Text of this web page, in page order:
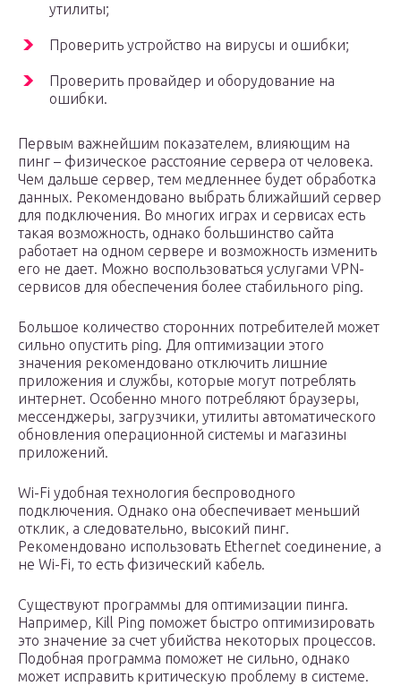
утилиты;
Проверить устройство на вирусы и ошибки;
Проверить провайдер и оборудование на
ошибки.
Первым важнейшим показателем, влияющим на
пинг – физическое расстояние сервера от человека.
Чем дальше сервер, тем медленнее будет обработка
данных. Рекомендовано выбрать ближайший сервер
для подключения. Во многих играх и сервисах есть
такая возможность, однако большинство сайта
работает на одном сервере и возможность изменить
его не дает. Можно воспользоваться услугами VPN-
сервисов для обеспечения более стабильного ping.
Большое количество сторонних потребителей может
сильно опустить ping. Для оптимизации этого
значения рекомендовано отключить лишние
приложения и службы, которые могут потреблять
интернет. Особенно много потребляют браузеры,
мессенджеры, загрузчики, утилиты автоматического
обновления операционной системы и магазины
приложений.
Wi-Fi удобная технология беспроводного
подключения. Однако она обеспечивает меньший
отклик, а следовательно, высокий пинг.
Рекомендовано использовать Ethernet соединение, а
не Wi-Fi, то есть физический кабель.
Существуют программы для оптимизации пинга.
Например, Kill Ping поможет быстро оптимизировать
это значение за счет убийства некоторых процессов.
Подобная программа поможет не сильно, однако
может исправить критическую проблему в системе.